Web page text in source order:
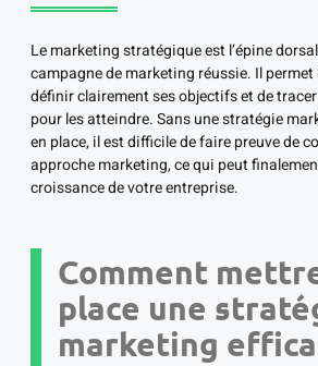
Le marketing stratégique est l’épine
campagne de marketing réussie. Il
définir clairement ses objectifs et de
pour les atteindre. Sans une stratégie
en place, il est difficile de faire preuve de
approche marketing, ce qui peut
croissance de votre entreprise.
Comment
place une
marketing